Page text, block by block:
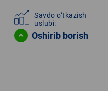
Savdo o‘tkazish
uslubi:
Oshirib borish